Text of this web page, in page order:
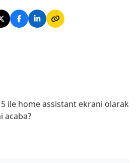
ile home assistant ekrani olarak
acaba?